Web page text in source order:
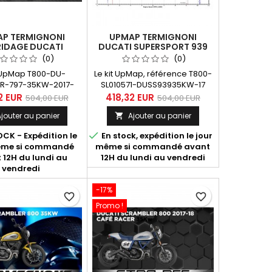
TERMIGNONI
DUCATI
797 35 KW 2017-
2020
(0)
T800-DU-
797-35KW-2017-
Bluetooth T800+
SL10571) destiné à
Monster 797 35 Kw
A2) année 2017 à
le débridage
le choix entre 9
différentes.
EUR 504,00 EUR
au panier
- Expédition le
si commandé
du lundi au
vendredi
UPMAP TERMIGNONI
DUCATI SUPERSPORT 939
35KW A2 2017-2018
(0)
Le kit UpMap, référence T800-
SL010571-DUSS93935KW-17
(boîtier Bluetooth T800 +
câblage) est destiné à la
Ducati Supersport 939 35 KW -
A2 - années 2017 et 2018. Dans
"En savoir plus", découvrez les
différentes maps disponibles
en fonction des
418,32 EUR 504,00 EUR
 Ajouter au panier
 En stock, expédition le jour
même si commandé avant
12H du lundi au vendredi
favorite_border
-17%
Promo !
favorite_border